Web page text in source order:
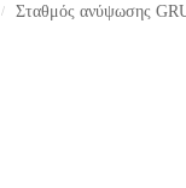
/ Σταθμός ανύψωσης